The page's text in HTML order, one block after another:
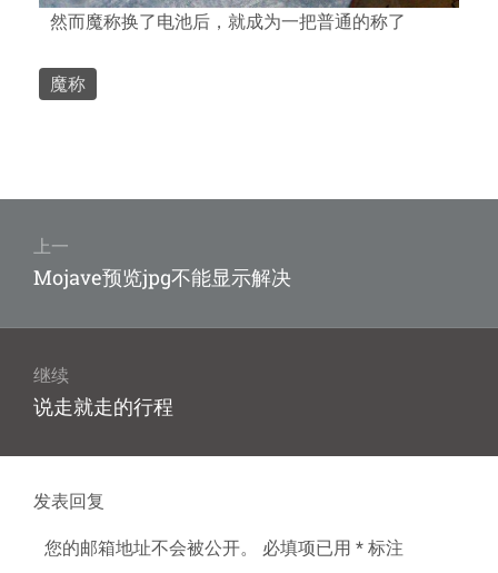
然而魔称换了电池后，就成为一把普通的称了
魔称
航
上一
上
文
Mojave预览jpg不能显示解决
继续
下
文
章：
说走就走的行程
发表回复
您的邮箱地址不会被公开。 必填项已用 * 标注